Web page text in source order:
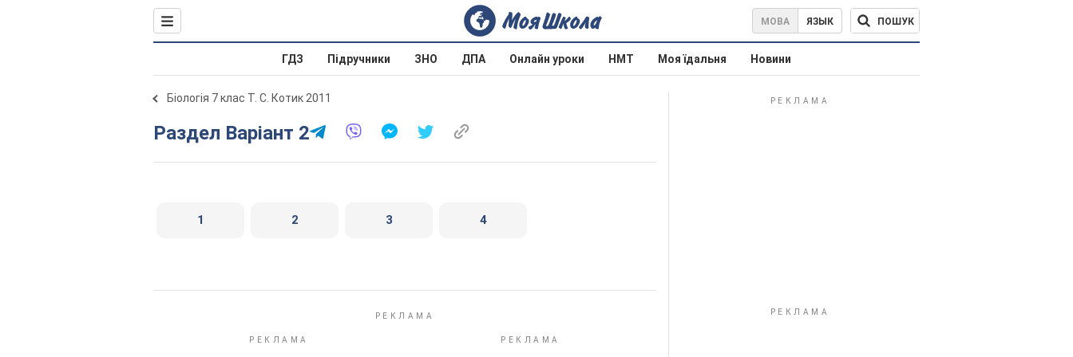
МОВА ЯЗЫК ПОШУК
ГДЗ Підручники ЗНО ДПА Онлайн уроки НМТ Моя їдальня Новини
Біологія 7 клас Т. С. Котик 2011
Раздел Варіант 2
1 2 3 4